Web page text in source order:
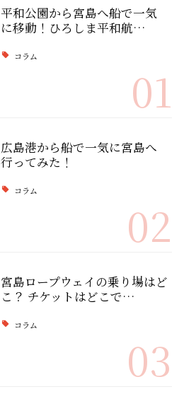
平和公園から宮島へ船で一気
に移動！ひろしま平和航…
コラム
01
広島港から船で一気に宮島へ
行ってみた！
コラム
02
宮島ロープウェイの乗り場はど
こ？ チケットはどこで…
コラム
03